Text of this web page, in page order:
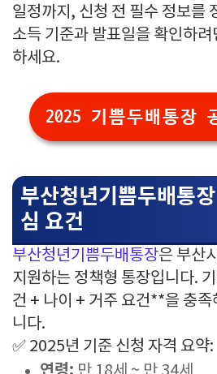
일정까지, 신청 전 필수 정보를
소득 기준과 발표일을 확인하려
하세요.
2025 기쁨두배통장
부산청년기쁨두배통
심 요건
부산청년기쁨두배통장은 부산
지원하는 정책형 통장입니다.
건 + 나이 + 거주 요건**을 충족
니다.
✅ 2025년 기준 신청 자격 요약: